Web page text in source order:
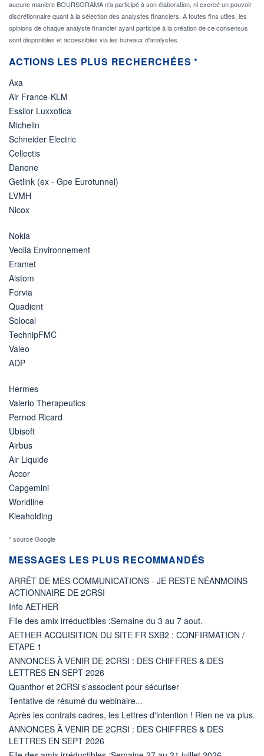
aucune manière BOURSORAMA n'a participé à son élaboration, ni exercé un pouvoir
discrétionnaire quant à la sélection des analystes financiers. A toutes fins utiles, les
opinions de chaque analyste financier ayant participé à la création de ce consensus
sont disponibles et accessibles via les bureaux d'analystes.
ACTIONS LES PLUS RECHERCHÉES *
Axa
Air France-KLM
Essilor Luxxotica
Michelin
Schneider Electric
Cellectis
Danone
Getlink (ex - Gpe Eurotunnel)
LVMH
Nicox
Nokia
Veolia Environnement
Eramet
Alstom
Forvia
Quadient
Solocal
TechnipFMC
Valeo
ADP
Hermes
Valerio Therapeutics
Pernod Ricard
Ubisoft
Airbus
Air Liquide
Accor
Capgemini
Worldline
Kleaholding
* source Google
MESSAGES LES PLUS RECOMMANDÉS
ARRÊT DE MES COMMUNICATIONS - JE RESTE NÉANMOINS
ACTIONNAIRE DE 2CRSI
Info AETHER
File des amix irréductibles :Semaine du 3 au 7 aout.
AETHER ACQUISITION DU SITE FR SXB2 : CONFIRMATION /
ETAPE 1
ANNONCES À VENIR DE 2CRSI : DES CHIFFRES & DES
LETTRES EN SEPT 2026
Quanthor et 2CRSi s’associent pour sécuriser
Tentative de résumé du webinaire...
Après les contrats cadres, les Lettres d'intention ! Rien ne va plus.
ANNONCES À VENIR DE 2CRSI : DES CHIFFRES & DES
LETTRES EN SEPT 2026